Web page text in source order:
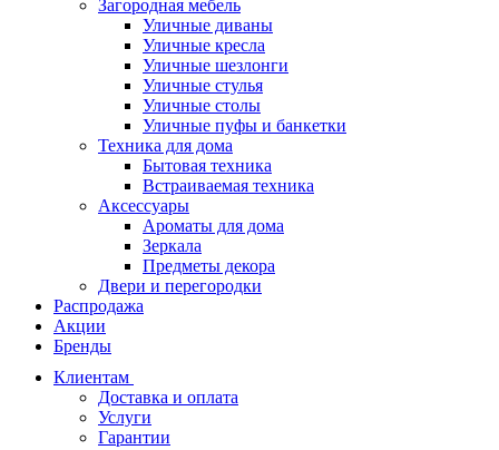
Загородная мебель
Уличные диваны
Уличные кресла
Уличные шезлонги
Уличные стулья
Уличные столы
Уличные пуфы и банкетки
Техника для дома
Бытовая техника
Встраиваемая техника
Аксессуары
Ароматы для дома
Зеркала
Предметы декора
Двери и перегородки
Распродажа
Акции
Бренды
Клиентам
Доставка и оплата
Услуги
Гарантии